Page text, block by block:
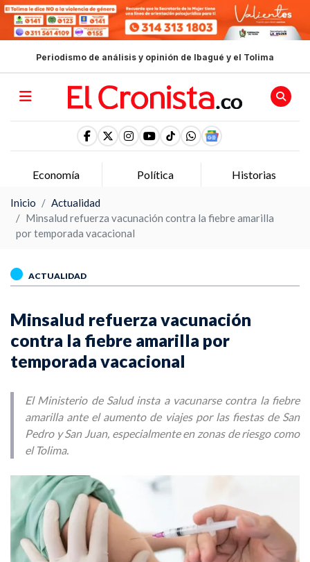
Periodismo de análisis y opinión de Ibagué y el Tolima
Economía Política Historias
Inicio
Actualidad
Minsalud refuerza vacunación contra la fiebre amarilla
por temporada vacacional
ACTUALIDAD
Minsalud refuerza vacunación
contra la fiebre amarilla por
temporada vacacional
El Ministerio de Salud insta a vacunarse contra la fiebre
amarilla ante el aumento de viajes por las fiestas de San
Pedro y San Juan, especialmente en zonas de riesgo como
el Tolima.